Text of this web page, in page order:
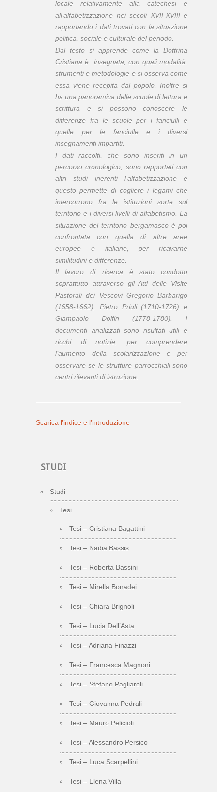
locale relativamente alla catechesi e
all’alfabetizzazione nei secoli XVII-XVIII e
rapportando i dati trovati con la situazione
politica, sociale e culturale del periodo.
Dal testo si apprende come la Dottrina
Cristiana è insegnata, con quali modalità,
strumenti e metodologie e si osserva come
essa viene recepita dal popolo. Inoltre si
ha una panoramica delle scuole di lettura e
scrittura e si possono conoscere le
differenze fra le scuole per i fanciulli e
quelle per le fanciulle e i diversi
insegnamenti impartiti.
I dati raccolti, che sono inseriti in un
percorso cronologico, sono rapportati con
altri studi inerenti l’alfabetizzazione e
questo permette di cogliere i legami che
intercorrono fra le istituzioni sorte sul
territorio e i diversi livelli di alfabetismo. La
situazione del territorio bergamasco è poi
confrontata con quella di altre aree
europee e italiane, per ricavarne
similitudini e differenze.
Il lavoro di ricerca è stato condotto
soprattutto attraverso gli Atti delle Visite
Pastorali dei Vescovi Gregorio Barbarigo
(1658-1662), Pietro Priuli (1710-1726) e
Giampaolo Dolfin (1778-1780). I
documenti analizzati sono risultati utili e
ricchi di notizie, per comprendere
l’aumento della scolarizzazione e per
osservare se le strutture parrocchiali sono
centri rilevanti di istruzione.
Scarica l’indice e l’introduzione
STUDI
Studi
Tesi
Tesi – Cristiana Bagattini
Tesi – Nadia Bassis
Tesi – Roberta Bassini
Tesi – Mirella Bonadei
Tesi – Chiara Brignoli
Tesi – Lucia Dell’Asta
Tesi – Adriana Finazzi
Tesi – Francesca Magnoni
Tesi – Stefano Pagliaroli
Tesi – Giovanna Pedrali
Tesi – Mauro Pelicioli
Tesi – Alessandro Persico
Tesi – Luca Scarpellini
Tesi – Elena Villa